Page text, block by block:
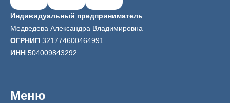
Индивидуальный предприниматель
Медведева Александра Владимировна
ОГРНИП 321774600464991
ИНН 504009843292
Меню